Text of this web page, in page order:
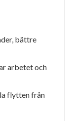
bättre
arbetet och
flytten från